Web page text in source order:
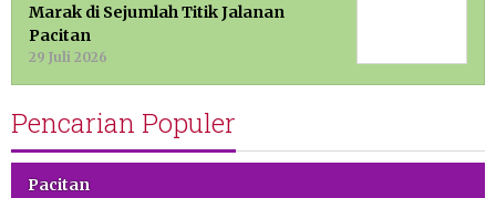
Marak di Sejumlah Titik Jalanan
Pacitan
29 Juli 2026
Pencarian Populer
Pacitan